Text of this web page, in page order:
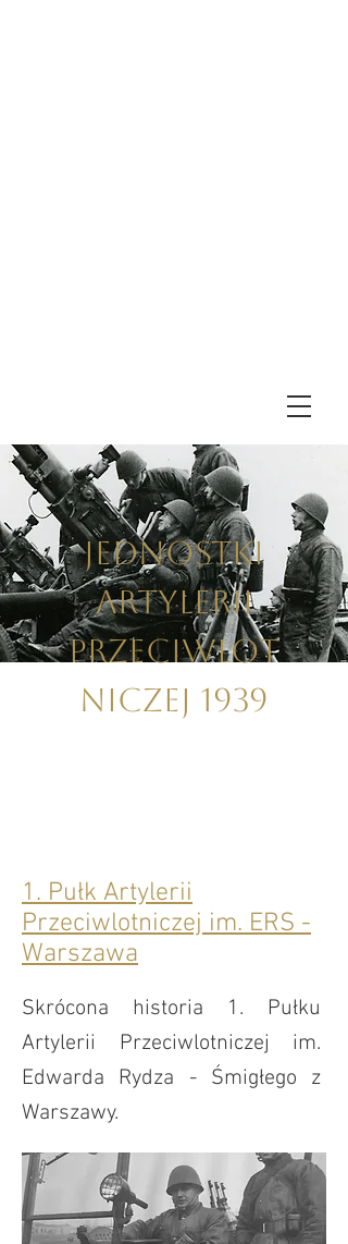
Jednostki
artylerii
przeciwlot
niczej 1939
1. Pułk Artylerii
Przeciwlotniczej im. ERS -
Warszawa
Skrócona historia 1. Pułku
Artylerii Przeciwlotniczej im.
Edwarda Rydza - Śmigłego z
Warszawy.